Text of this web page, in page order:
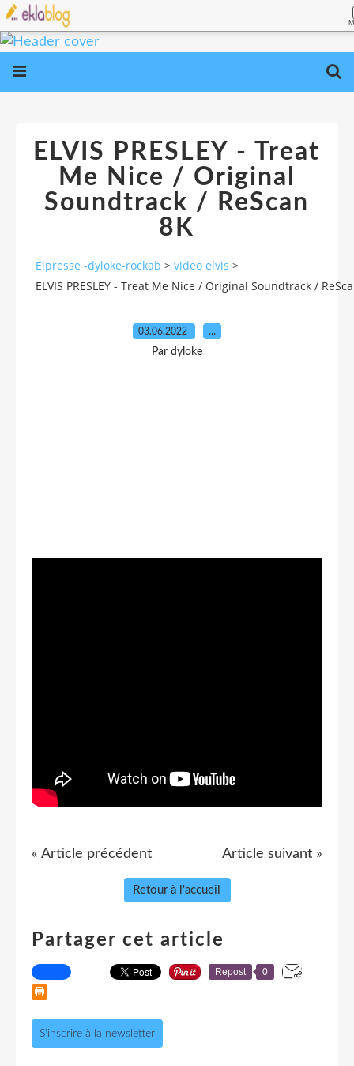
ELVIS PRESLEY - Treat
Me Nice / Original
Soundtrack / ReScan
8K
Elpresse -dyloke-rockab > video elvis >
ELVIS PRESLEY - Treat Me Nice / Original Soundtrack /
03.06.2022 …
Par dyloke
« Article précédent Article suivant »
Retour à l'accueil
Partager cet article
Repost 0
S'inscrire à la newsletter